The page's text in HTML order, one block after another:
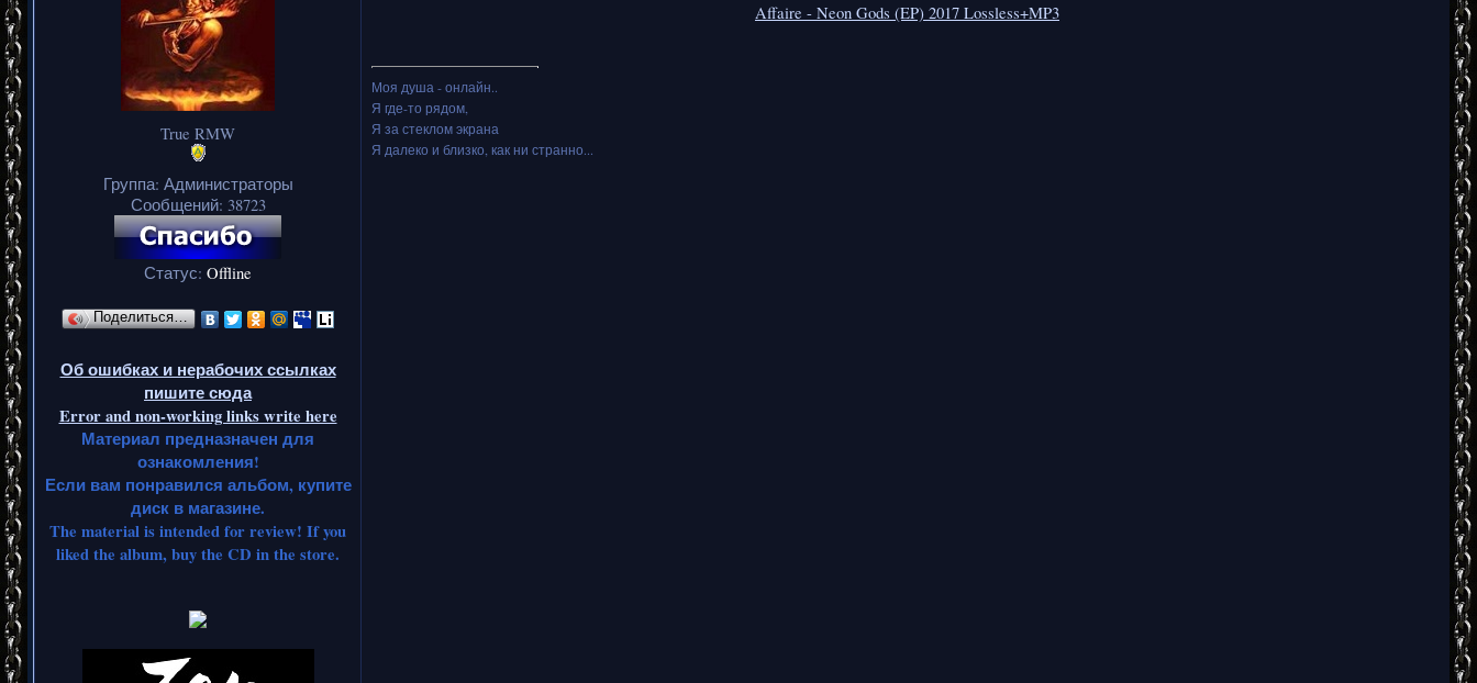
True RMW
Группа: Администраторы
Сообщений: 38723
Статус: Offline
Поделиться…
Об ошибках и нерабочих ссылках
пишите сюда
Error and non-working links write here
Материал предназначен для
ознакомления!
Если вам понравился альбом, купите
диск в магазине.
The material is intended for review! If you
liked the album, buy the CD in the store.
Affaire - Neon Gods (EP) 2017 Lossless+MP3
Моя душа - онлайн..
Я где-то рядом,
Я за стеклом экрана
Я далеко и близко, как ни странно...